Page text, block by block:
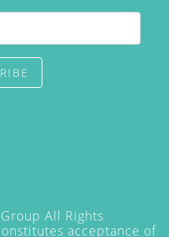
All Rights
acceptance of